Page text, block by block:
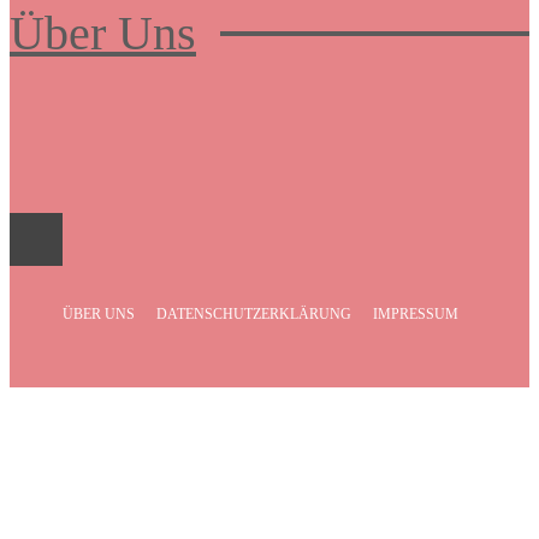
Über Uns
ÜBER UNS DATENSCHUTZERKLÄRUNG IMPRESSUM